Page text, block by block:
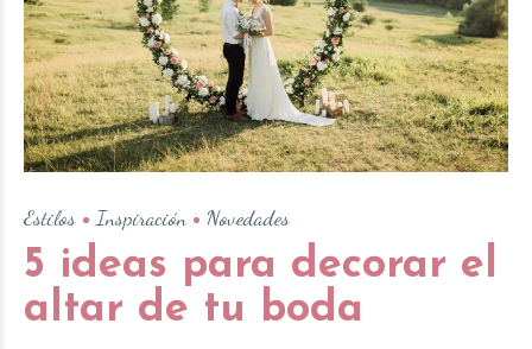
Estilos Inspiración Novedades
5 ideas para decorar el
altar de tu boda